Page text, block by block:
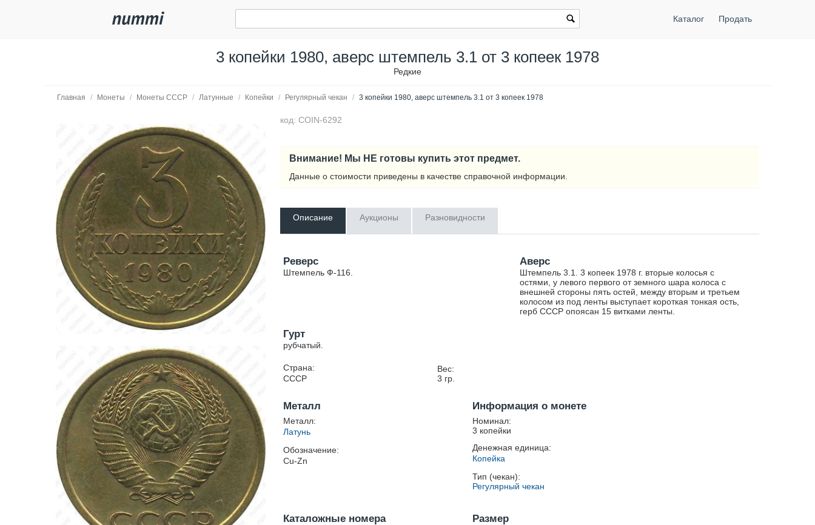
Каталог Продать
3 копейки 1980, аверс штемпель 3.1 от 3 копеек 1978
Редкие
Главная / Монеты / Монеты СССР / Латунные / Копейки / Регулярный чекан / 3 копейки 1980, аверс штемпель 3.1 от 3 копеек 1978
код: COIN-6292
Внимание! Мы НЕ готовы купить этот предмет.
Данные о стоимости приведены в качестве справочной информации.
Описание Аукционы Разновидности
Реверс
Штемпель Ф-116.
Аверс
Штемпель 3.1. 3 копеек 1978 г. вторые колосья с
остями, у левого первого от земного шара колоса с
внешней стороны пять остей, между вторым и третьем
колосом из под ленты выступает короткая тонкая ость,
герб СССР опоясан 15 витками ленты.
Гурт
рубчатый.
Страна:
СССР
Вес:
3 гр.
Металл
Металл:
Латунь
Обозначение:
Cu-Zn
Информация о монете
Номинал:
3 копейки
Денежная единица:
Копейка
Тип (чекан):
Регулярный чекан
Каталожные номера Размер